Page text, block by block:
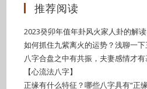
推荐阅读
2023癸卯年值年卦风火家人卦的解读
如何抓住九紫离火的运势？浅聊一
八字合盘之中有共振，夫妻感情才
【心流法八字】
正缘有什么特征？哪些八字具有“正